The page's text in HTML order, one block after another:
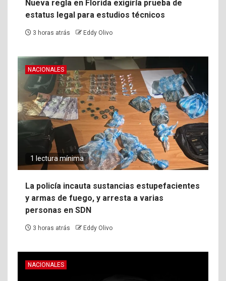
Nueva regla en Florida exigiría prueba de
estatus legal para estudios técnicos
3 horas atrás Eddy Olivo
NACIONALES
1 lectura mínima
La policía incauta sustancias estupefacientes
y armas de fuego, y arresta a varias
personas en SDN
3 horas atrás Eddy Olivo
NACIONALES